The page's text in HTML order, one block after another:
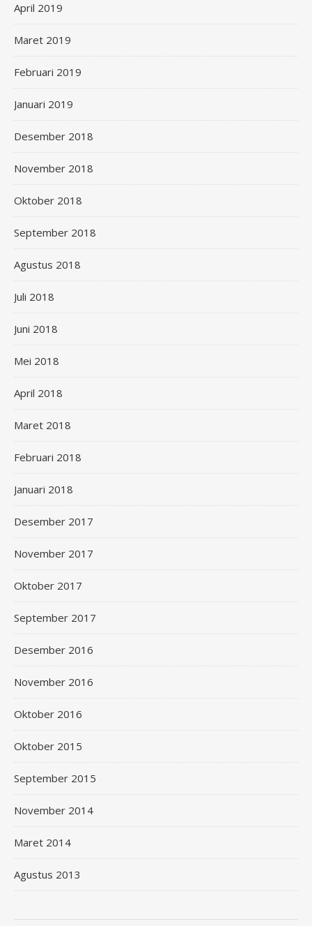
April 2019
Maret 2019
Februari 2019
Januari 2019
Desember 2018
November 2018
Oktober 2018
September 2018
Agustus 2018
Juli 2018
Juni 2018
Mei 2018
April 2018
Maret 2018
Februari 2018
Januari 2018
Desember 2017
November 2017
Oktober 2017
September 2017
Desember 2016
November 2016
Oktober 2016
Oktober 2015
September 2015
November 2014
Maret 2014
Agustus 2013